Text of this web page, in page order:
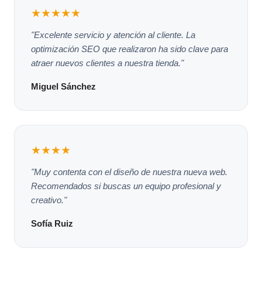
★★★★★
"Excelente servicio y atención al cliente. La
optimización SEO que realizaron ha sido clave para
atraer nuevos clientes a nuestra tienda."
Miguel Sánchez
★★★★
"Muy contenta con el diseño de nuestra nueva web.
Recomendados si buscas un equipo profesional y
creativo."
Sofía Ruiz